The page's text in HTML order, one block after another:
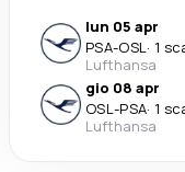
lun 05 apr
PSA-OSL· 1
Lufthansa
gio 08 apr
OSL-PSA· 1
Lufthansa